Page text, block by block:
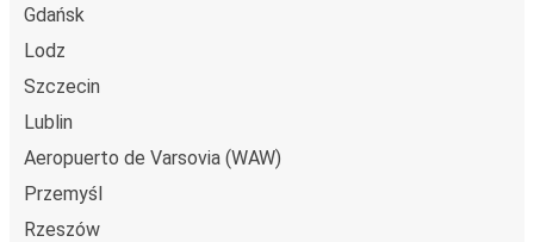
Gdańsk
Lodz
Szczecin
Lublin
Aeropuerto de Varsovia (WAW)
Przemyśl
Rzeszów